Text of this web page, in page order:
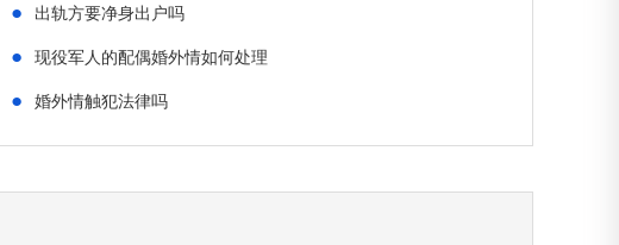
● 出轨方要净身出户吗
● 现役军人的配偶婚外情如何处理
● 婚外情触犯法律吗